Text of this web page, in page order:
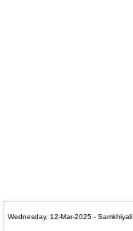
Wednesday, 12-Mar-2025 - Samkhiyali